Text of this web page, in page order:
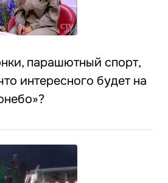
парашютный спорт,
интересного будет на